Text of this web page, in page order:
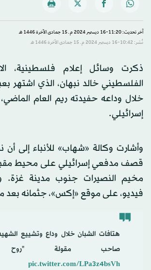
آخر تحديث: 11:20-16 ديسمبر 2024 م ـ 15 جمادى الآخرة 1446 هـ
نُشر: 10:42-16 ديسمبر 2024 م ـ 15 جمادى الآخرة 1446 هـ
ذكرت وسائل إعلام فلسطينية،
الفلسطيني خالد نبهان، الذي اشتهر
خلال وداعه حفيدته ريم العام
إسرائيلي.
وأشارت وكالة «شهاب» للأنباء إلى أن
قصف مدفعي إسرائيلي على محيط
مخيم النصيرات جنوب مدينة غزة.
فيديو، على موقع «إكس»، جثمانه بعد
هتافات الشبان خلال وداع وتشييع
صاحب مقولة "روح
pic.twitter.com/LPa3z4bsVh